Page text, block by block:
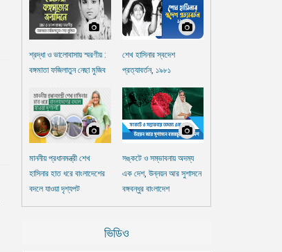
শ্রদ্ধা ও ভালোবাসায় স্মরণীয় :
বঙ্গমাতা ফজিলাতুন নেছা মুজিব
শেখ হাসিনার স্বদেশ
প্রত্যাবর্তন, ১৯৮১
মাননীয় প্রধানমন্ত্রী শেখ
হাসিনার হাত ধরে বাংলাদেশের
বদলে যাওয়া দৃশ্যপট
সঙ্কটে ও সম্ভাবনায় অদম্য
এক দেশ, উন্নয়ন আর সুশাসনে
বঙ্গবন্ধুর বাংলাদেশ
ভিডিও